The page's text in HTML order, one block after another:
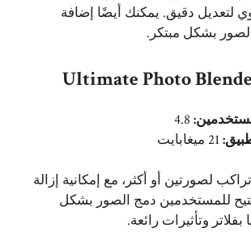
لتعديل دقيق. يمكنك أيضًا إضافة
بشكل مبتكر.
لصورتين أو أكثر، مع إمكانية إزالة
للمستخدمين دمج الصور بشكل
وتأثيرات رائعة.